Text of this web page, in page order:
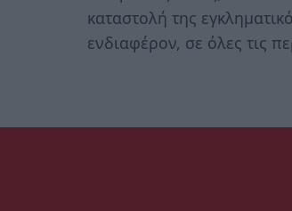
καταστολή της
ενδιαφέρον, σε όλες τις